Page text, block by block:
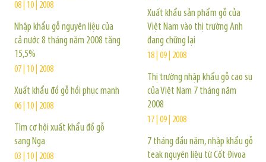
08 | 10 | 2008
Nhập khẩu gỗ nguyên liệu của
cả nước 8 tháng năm 2008 tăng
15,5%
07 | 10 | 2008
Xuất khẩu đồ gỗ hồi phục mạnh
06 | 10 | 2008
Tìm cơ hội xuất khẩu đồ gỗ
sang Nga
03 | 10 | 2008
Xuất khẩu sản phẩm gỗ của
Việt Nam vào thị trường Anh
đang chững lại
18 | 09 | 2008
Thị trường nhập khẩu gỗ cao su
của Việt Nam 7 tháng năm
2008
17 | 09 | 2008
7 tháng đầu năm, nhập khẩu gỗ
teak nguyên liệu từ Cốt Đivoa